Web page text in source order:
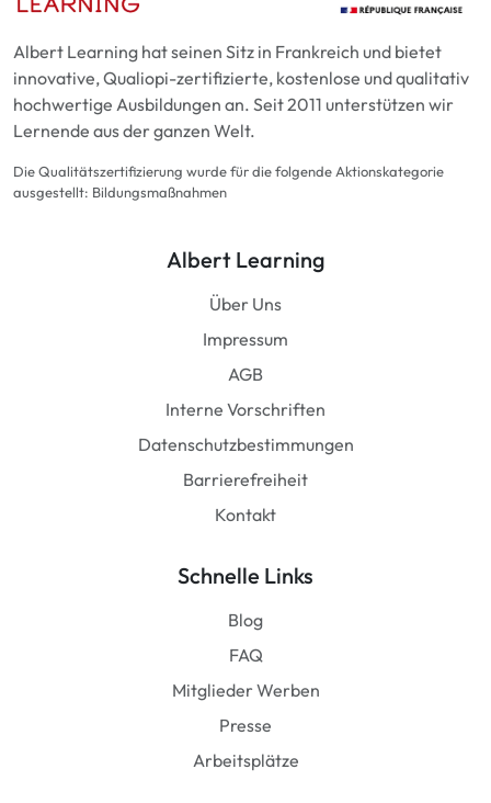
Albert Learning hat seinen Sitz in Frankreich und bietet
innovative, Qualiopi-zertifizierte, kostenlose und qualitativ
hochwertige Ausbildungen an. Seit 2011 unterstützen wir
Lernende aus der ganzen Welt.
Die Qualitätszertifizierung wurde für die folgende Aktionskategorie
ausgestellt: Bildungsmaßnahmen
Albert Learning
Über Uns
Impressum
AGB
Interne Vorschriften
Datenschutzbestimmungen
Barrierefreiheit
Kontakt
Schnelle Links
Blog
FAQ
Mitglieder Werben
Presse
Arbeitsplätze